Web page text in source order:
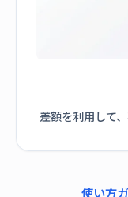
差額を利用して
使い方